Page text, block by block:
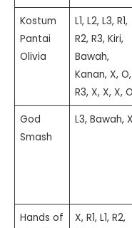
Kostum
Pantai
Olivia
L1, L2, L3, R1,
R2, R3, Kiri,
Bawah,
Kanan, X, O,
R3, X, X, X, O
God
Smash
L3, Bawah, X
Hands of
X, R1, L1, R2,